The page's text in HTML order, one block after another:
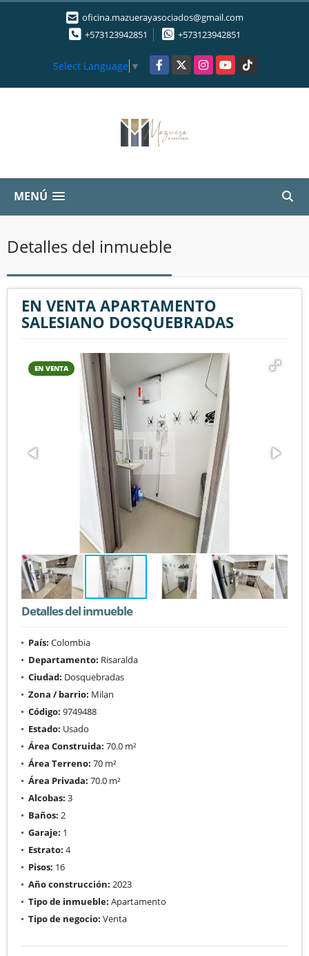
oficina.mazuerayasociados@gmail.com
+573123942851
+573123942851
Select Language ▼ Facebook
X InstagramYouTubeTikTok
MENÚ
Detalles del inmueble
EN VENTA APARTAMENTO
SALESIANO DOSQUEBRADAS
EN VENTA
Detalles del inmueble
País: Colombia
Departamento: Risaralda
Ciudad: Dosquebradas
Zona / barrio: Milan
Código: 9749488
Estado: Usado
Área Construida: 70.0 m²
Área Terreno: 70 m²
Área Privada: 70.0 m²
Alcobas: 3
Baños: 2
Garaje: 1
Estrato: 4
Pisos: 16
Año construcción: 2023
Tipo de inmueble: Apartamento
Tipo de negocio: Venta